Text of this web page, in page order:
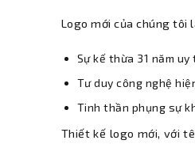
Logo mới của chúng tôi
Sự kế thừa 31 năm
Tư duy công nghệ
Tinh thần phụng sự
Thiết kế logo mới, với